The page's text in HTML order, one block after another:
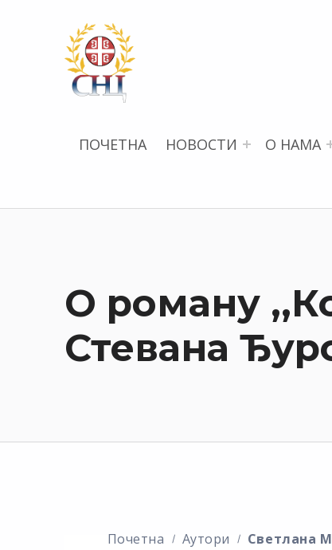
ПОЧЕТНА НОВОСТИ О НАМА
О роману
Стевана
Почетна Аутори Светлана